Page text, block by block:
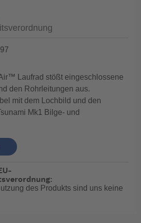
Laufrad stößt eingeschlossene
den Rohrleitungen aus.
mit dem Lochbild und den
Mk1 Bilge- und
gegen eindringendes Wasser
zur Mk1.
des Produkts sind uns keine